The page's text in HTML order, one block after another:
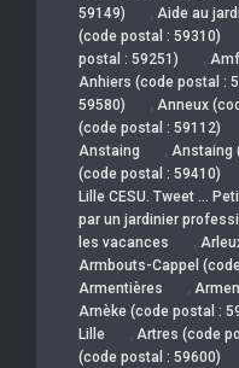
59149)
, Aide au
(code postal : 59310)
postal : 59251)
,
Anhiers (code postal :
59580)
, Anneux
(code postal : 59112)
Anstaing , Anstaing
(code postal : 59410)
Lille CESU. Tweet …
par un jardinier
les vacances
,
Armbouts-Cappel
Armentières ,
Arnèke (code postal :
Lille
, Artres (code
(code postal : 59600)